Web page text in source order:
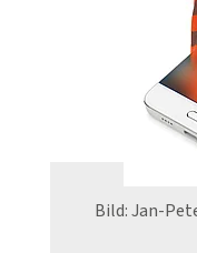
Bild: Jan-